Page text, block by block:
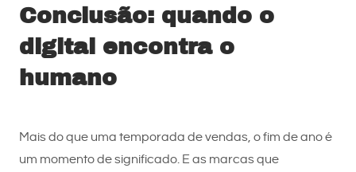
Conclusão: quando o
digital encontra o
humano
Mais do que uma temporada de vendas, o fim de ano é
um momento de significado. E as marcas que